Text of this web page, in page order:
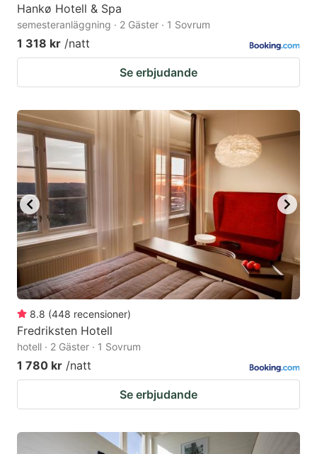
Hankø Hotell & Spa
semesteranläggning · 2 Gäster · 1 Sovrum
1 318 kr /natt
Se erbjudande
8.8 (448 recensioner)
Fredriksten Hotell
hotell · 2 Gäster · 1 Sovrum
1 780 kr /natt
Se erbjudande